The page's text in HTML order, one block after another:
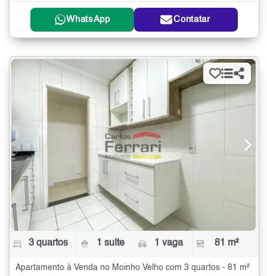
WhatsApp Contatar
3 quartos 1 suíte 1 vaga 81 m²
Apartamento à Venda no Moinho Velho com 3 quartos - 81 m²